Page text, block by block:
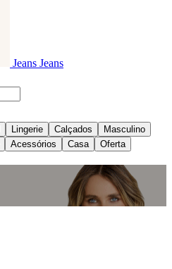
Jeans Jeans
Lingerie Calçados
Masculino
Acessórios Casa Oferta